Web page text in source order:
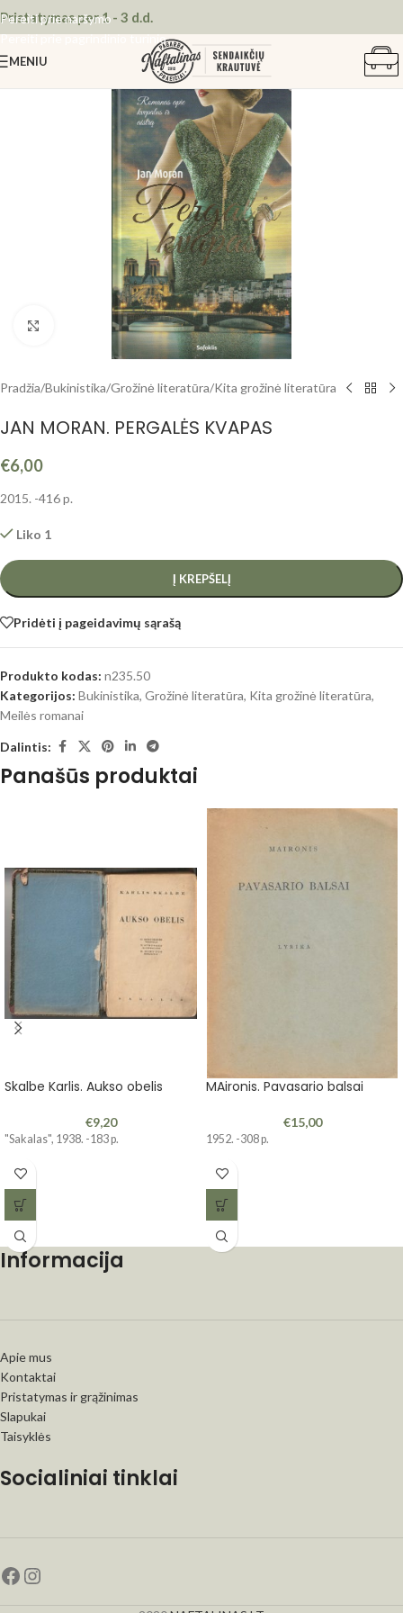
Pereiti prie naršymo
Pereiti prie pagrindinio turinio
Pristatymas per 1 - 3 d.d.
MENIU
Spustelėkite, kad padidintumėte
Pradžia/Bukinistika/Grožinė literatūra/Kita grožinė literatūra
JAN MORAN. PERGALĖS KVAPAS
€6,00
2015. -416 p.
Liko 1
Į KREPŠELĮ
Pridėti į pageidavimų sąrašą
Produkto kodas: n235.50
Kategorijos: Bukinistika, Grožinė literatūra, Kita grožinė literatūra,
Meilės romanai
Dalintis:
Panašūs produktai
Skalbe Karlis. Aukso obelis
€9,20
"Sakalas", 1938. -183 p.
MAironis. Pavasario balsai
€15,00
1952. -308 p.
Informacija
Apie mus
Kontaktai
Pristatymas ir grąžinimas
Slapukai
Taisyklės
Socialiniai tinklai